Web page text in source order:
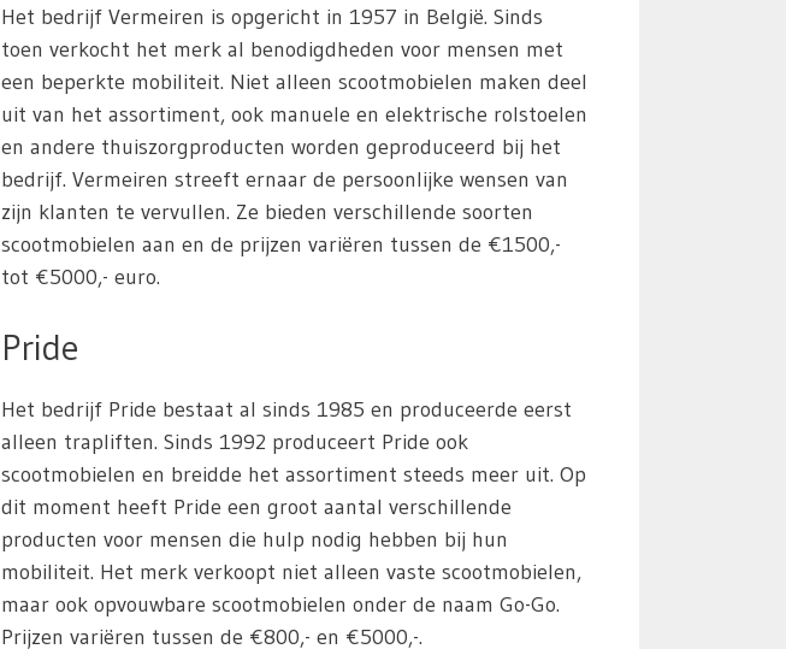
Het bedrijf Vermeiren is opgericht in 1957 in België. Sinds
toen verkocht het merk al benodigdheden voor mensen met
een beperkte mobiliteit. Niet alleen scootmobielen maken deel
uit van het assortiment, ook manuele en elektrische rolstoelen
en andere thuiszorgproducten worden geproduceerd bij het
bedrijf. Vermeiren streeft ernaar de persoonlijke wensen van
zijn klanten te vervullen. Ze bieden verschillende soorten
scootmobielen aan en de prijzen variëren tussen de €1500,-
tot €5000,- euro.
Pride
Het bedrijf Pride bestaat al sinds 1985 en produceerde eerst
alleen trapliften. Sinds 1992 produceert Pride ook
scootmobielen en breidde het assortiment steeds meer uit. Op
dit moment heeft Pride een groot aantal verschillende
producten voor mensen die hulp nodig hebben bij hun
mobiliteit. Het merk verkoopt niet alleen vaste scootmobielen,
maar ook opvouwbare scootmobielen onder de naam Go-Go.
Prijzen variëren tussen de €800,- en €5000,-.